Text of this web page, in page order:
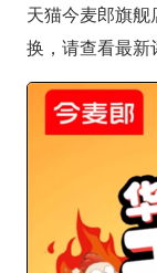
天猫今麦郎旗
换，请查看最新